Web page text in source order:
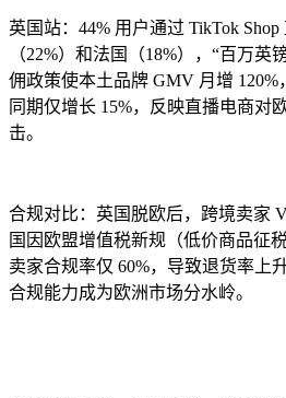
英国站：44% 用户通过 TikTok
（22%）和法国（18%），“百万英
佣政策使本土品牌 GMV 月增 120%
同期仅增长 15%，反映直播电商对
击。
合规对比：英国脱欧后，跨境卖家
国因欧盟增值税新规（低价商品征
卖家合规率仅 60%，导致退货率上
合规能力成为欧洲市场分水岭。